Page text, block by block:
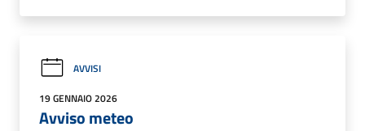
AVVISI
19 GENNAIO 2026
Avviso meteo